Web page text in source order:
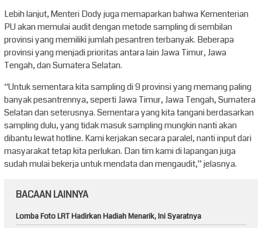
Lebih lanjut, Menteri Dody juga memaparkan bahwa Kementerian
PU akan memulai audit dengan metode sampling di sembilan
provinsi yang memiliki jumlah pesantren terbanyak. Beberapa
provinsi yang menjadi prioritas antara lain Jawa Timur, Jawa
Tengah, dan Sumatera Selatan.
“Untuk sementara kita sampling di 9 provinsi yang memang paling
banyak pesantrennya, seperti Jawa Timur, Jawa Tengah, Sumatera
Selatan dan seterusnya. Sementara yang kita tangani berdasarkan
sampling dulu, yang tidak masuk sampling mungkin nanti akan
dibantu lewat hotline. Kami kerjakan secara paralel, nanti input dari
masyarakat tetap kita perlukan. Dan tim kami di lapangan juga
sudah mulai bekerja untuk mendata dan mengaudit,” jelasnya.
BACAAN LAINNYA
Lomba Foto LRT Hadirkan Hadiah Menarik, Ini Syaratnya